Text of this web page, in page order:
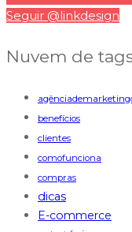
Seguir @linkdesign
Nuvem de
benefícios
clientes
comofunciona
compras
dicas
E-commerce